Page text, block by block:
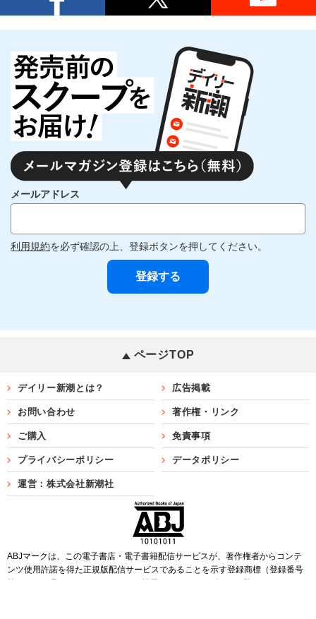
メールアドレス
利用規約を必ず確認の上、登録ボタンを押してください。
ページTOP
デイリー新潮とは？ 広告掲載
お問い合わせ 著作権・リンク
ご購入 免責事項
プライバシーポリシー データポリシー
運営：株式会社新潮社
ABJマークは、この電子書店・電子書籍配信サービスが、著作権者からコンテ
ンツ使用許諾を得た正規版配信サービスであることを示す登録商標（登録番号
第6091713号）です。ABJマークを掲示しているサービスの一覧は